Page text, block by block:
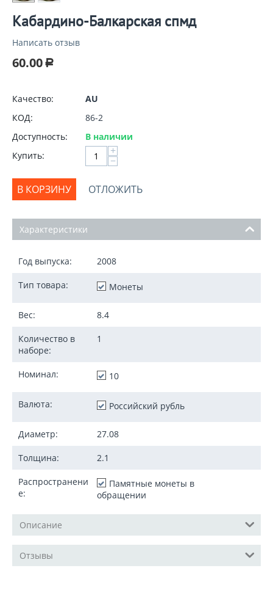
Кабардино-Балкарская спмд
Написать отзыв
60.00 Р
Качество:
AU
КОД:
86-2
Доступность:
В наличии
Купить:
+
−
В КОРЗИНУ ОТЛОЖИТЬ
Характеристики
Год выпуска: 2008
Тип товара: Монеты
Вес: 8.4
Количество в
наборе:
1
Номинал: 10
Валюта: Российский рубль
Диаметр: 27.08
Толщина: 2.1
Распространени
е:
Памятные монеты в
обращении
Описание
Отзывы